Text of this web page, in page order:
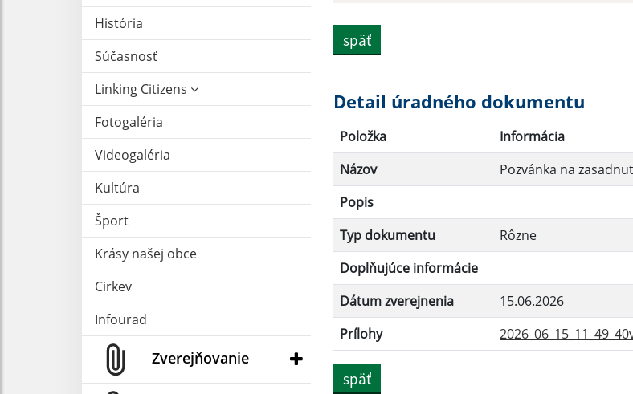
História
Súčasnosť
Linking Citizens
Fotogaléria
Videogaléria
Kultúra
Šport
Krásy našej obce
Cirkev
Infourad
Zverejňovanie
Filtrovať
späť
Detail úradného dokumentu
Položka
Informácia
Názov
Pozvánka na
Popis
Typ dokumentu
Rôzne
Doplňujúce informácie
Dátum zverejnenia
15.06.2026
Prílohy
späť